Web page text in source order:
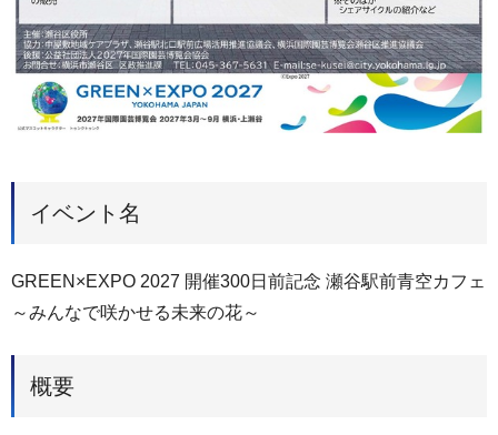
イベント名
GREEN×EXPO 2027 開催300日前記念 瀬谷駅前青空カフェ
～みんなで咲かせる未来の花～
概要